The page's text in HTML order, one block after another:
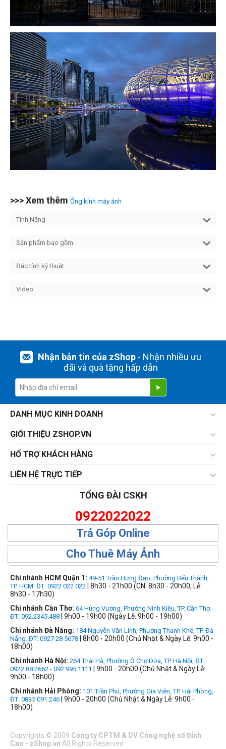
>>> Xem thêm Ống kính máy ảnh
Tính Năng
Sản phẩm bao gồm
Đặc tính kỹ thuật
Video
Nhận bản tin của zShop- Nhận nhiều ưu
đãi và quà tặng hấp dẫn
DANH MỤC KINH DOANH
GIỚI THIỆU ZSHOP.VN
HỔ TRỢ KHÁCH HÀNG
LIÊN HỆ TRỰC TIẾP
TỔNG ĐÀI CSKH
0922022022
Trả Góp Online
Cho Thuê Máy Ảnh
Chi nhánh HCM Quận 1: 49-51 Trần Hưng Đạo, Phường Bến Thành,
TP. HCM. ĐT: 0922 022 022 | 8h30 - 21h00 (CN: 8h30 - 20h00, Lễ:
8h30 - 17h30)
Chi nhánh Cần Thơ: 64 Hùng Vương, Phường Ninh Kiều, TP. Cần Thơ.
ĐT: 092.2345.488 | 9h00 - 19h00 (Ngày Lễ: 9h00 - 19h00)
Chi nhánh Đà Nẵng: 184 Nguyễn Văn Linh, Phường Thanh Khê, TP. Đà
Nẵng. ĐT: 0927 28 5678 | 8h00 - 20h00 (Chủ Nhật & Ngày Lễ: 9h00 -
18h00)
Chi nhánh Hà Nội: 264 Thái Hà, Phường Ô Chợ Dừa, TP. Hà Nội, ĐT:
0922 88 2662 - 092.995.1111
| 9h00 - 20h00 (Chủ Nhật & Ngày Lễ:
9h00 - 18h00)
Chi nhánh Hải Phòng: 101 Trần Phú, Phường Gia Viên, TP. Hải Phòng,
ĐT: 0835 091 246 | 9h00 - 20h00 (Chủ Nhật & Ngày Lễ: 9h00 -
18h00)
Copyrights © 2009 Công ty CPTM & DV Công nghệ số Đỉnh
Cao - zShop.vn All Rights Reserved